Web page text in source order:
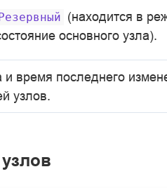
(находится в
основного узла).
и время последнего
узлов.